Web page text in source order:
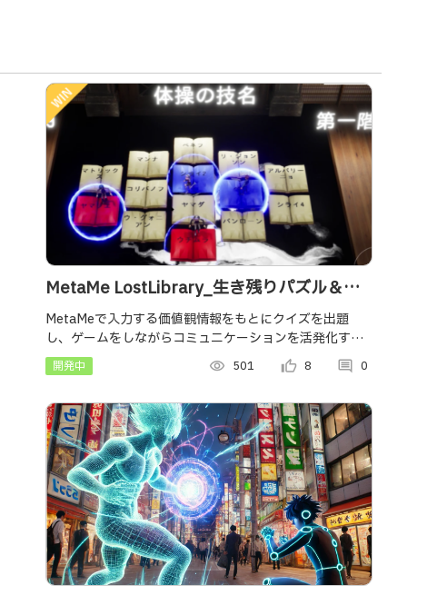
MetaMe LostLibrary_生き残りパズル＆ク
イズゲーム
MetaMeで入力する価値観情報をもとにクイズを出題
し、ゲームをしながらコミュニケーションを活発化する
のを目的にしたミニゲームです。
開発中 visibility 501 thumb_up_alt 8 comment 0